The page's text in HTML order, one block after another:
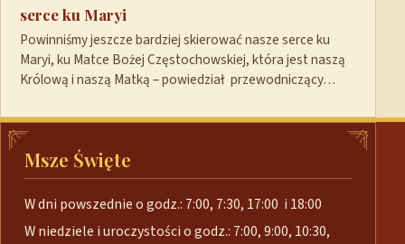
serce ku Maryi
Powinniśmy jeszcze bardziej skierować nasze serce ku
Maryi, ku Matce Bożej Częstochowskiej, która jest naszą
Królową i naszą Matką – powiedział przewodniczący…
Msze Święte
W dni powszednie o godz.: 7:00, 7:30, 17:00 i 18:00
W niedziele i uroczystości o godz.: 7:00, 9:00, 10:30,